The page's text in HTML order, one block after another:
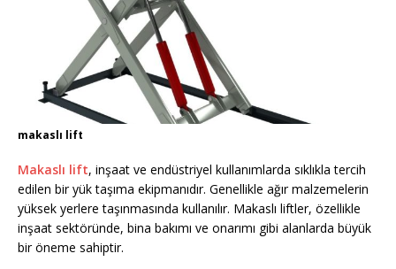
makaslı lift
Makaslı lift, inşaat ve endüstriyel kullanımlarda sıklıkla tercih
edilen bir yük taşıma ekipmanıdır. Genellikle ağır malzemelerin
yüksek yerlere taşınmasında kullanılır. Makaslı liftler, özellikle
inşaat sektöründe, bina bakımı ve onarımı gibi alanlarda büyük
bir öneme sahiptir.